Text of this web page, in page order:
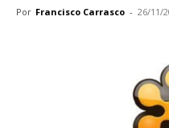
Por Francisco Carrasco - 26/11/